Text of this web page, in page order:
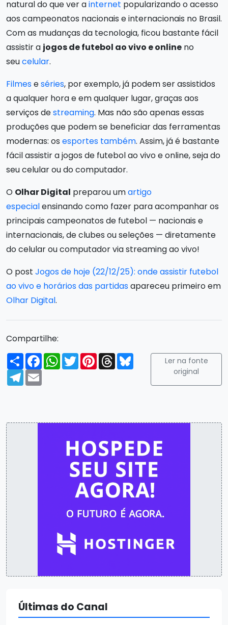
natural do que ver ainternet popularizando o acesso
aos campeonatos nacionais e internacionais no Brasil.
Com as mudanças da tecnologia, ficou bastante fácil
assistir a jogos de futebol ao vivo e online no
seucelular.
Filmeseséries, por exemplo, já podem ser assistidos
a qualquer hora e em qualquer lugar, graças aos
serviços destreaming. Mas não são apenas essas
produções que podem se beneficiar das ferramentas
modernas: os esportes também. Assim, já é bastante
fácil assistir a jogos de futebol ao vivo e online, seja do
seu celular ou do computador.
O Olhar Digital preparou umartigo
especialensinando como fazer para acompanhar os
principais campeonatos de futebol — nacionais e
internacionais, de clubes ou seleções — diretamente
do celular ou computador via streaming ao vivo!
O post Jogos de hoje (22/12/25): onde assistir futebol
ao vivo e horários das partidasapareceu primeiro em
Olhar Digital.
Compartilhe:
Compartilhar
FacebookWhatsApp
TwitterPinterest
ThreadsBluesky
Telegram
Email
Ler na fonte
original
Últimas do Canal